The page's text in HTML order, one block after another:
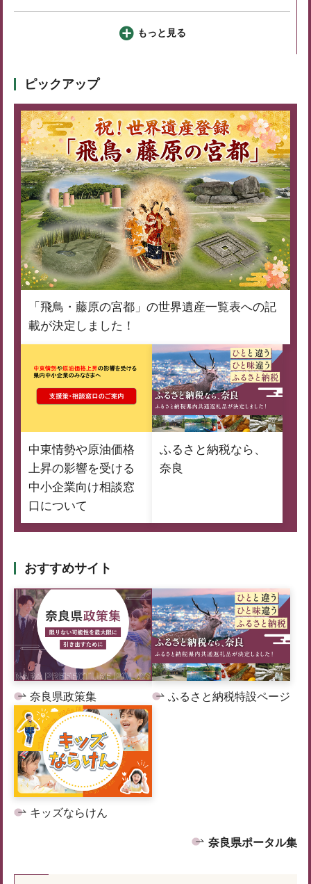
もっと見る
ピックアップ
「飛鳥・藤原の宮都」の世界遺産一覧表への記
載が決定しました！
中東情勢や原油価格
上昇の影響を受ける
中小企業向け相談窓
口について
ふるさと納税なら、
奈良
おすすめサイト
奈良県政策集 ふるさと納税特設ページ
キッズならけん
奈良県ポータル集